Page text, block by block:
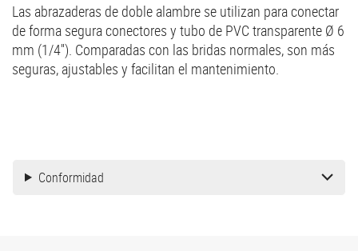
Las abrazaderas de doble alambre se utilizan para conectar
de forma segura conectores y tubo de PVC transparente Ø 6
mm (1/4''). Comparadas con las bridas normales, son más
seguras, ajustables y facilitan el mantenimiento.
Conformidad